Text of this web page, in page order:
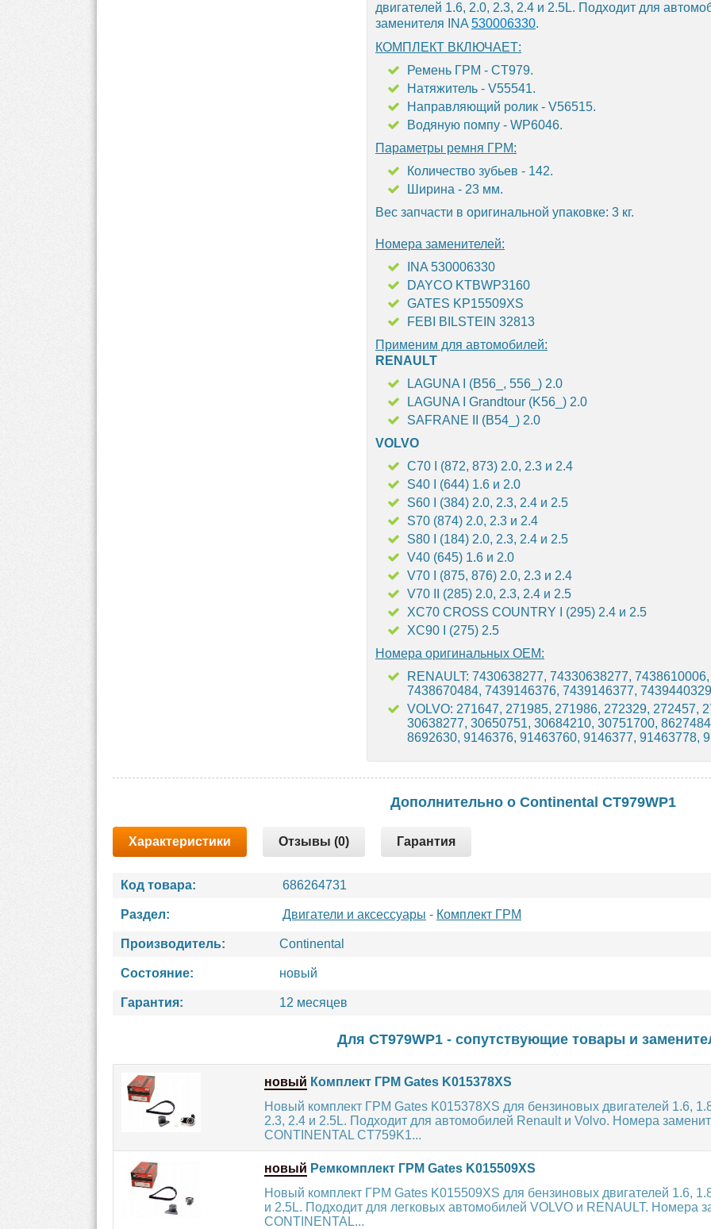
двигателей 1.6, 2.0, 2.3, 2.4 и 2.5L. Подходит для
заменителя INA 530006330.
КОМПЛЕКТ ВКЛЮЧАЕТ:
Ремень ГРМ - CT979.
Натяжитель - V55541.
Направляющий ролик - V56515.
Водяную помпу - WP6046.
Параметры ремня ГРМ:
Количество зубьев - 142.
Ширина - 23 мм.
Вес запчасти в оригинальной упаковке: 3 кг.
Номера заменителей:
INA 530006330
DAYCO KTBWP3160
GATES KP15509XS
FEBI BILSTEIN 32813
Применим для автомобилей:
RENAULT
LAGUNA I (B56_, 556_) 2.0
LAGUNA I Grandtour (K56_) 2.0
SAFRANE II (B54_) 2.0
VOLVO
C70 I (872, 873) 2.0, 2.3 и 2.4
S40 I (644) 1.6 и 2.0
S60 I (384) 2.0, 2.3, 2.4 и 2.5
S70 (874) 2.0, 2.3 и 2.4
S80 I (184) 2.0, 2.3, 2.4 и 2.5
V40 (645) 1.6 и 2.0
V70 I (875, 876) 2.0, 2.3 и 2.4
V70 II (285) 2.0, 2.3, 2.4 и 2.5
XC70 CROSS COUNTRY I (295) 2.4 и 2.5
XC90 I (275) 2.5
Номера оригинальных OEM:
RENAULT: 7430638277, 74330638277,
7438670484, 7439146376, 7439146377,
VOLVO: 271647, 271985, 271986, 272329, 272457,
30638277, 30650751, 30684210, 30751700,
8692630, 9146376, 91463760, 9146377, 91463778,
Дополнительно о Continental CT979WP1
Характеристики Отзывы (0) Гарантия
Код товара: 686264731
Раздел: Двигатели и аксессуары - Комплект ГРМ
Производитель: Continental
Состояние: новый
Гарантия: 12 месяцев
Для CT979WP1 - сопутствующие товары и
новый Комплект ГРМ Gates K015378XS
Новый комплект ГРМ Gates K015378XS для бензиновых двигателей 1.6,
2.3, 2.4 и 2.5L. Подходит для автомобилей Renault и Volvo. Номера
CONTINENTAL CT759K1...
новый Ремкомплект ГРМ Gates K015509XS
Новый комплект ГРМ Gates K015509XS для бензиновых двигателей 1.6,
и 2.5L. Подходит для легковых автомобилей VOLVO и RENAULT. Номера
CONTINENTAL...